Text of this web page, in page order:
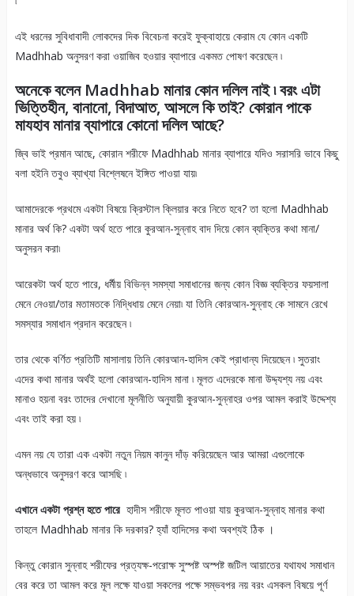
এই ধরনের সুবিধাবাদী লোকদের দিক বিবেচনা করেই ফুক্বাহায়ে কেরাম যে কোন একটি
Madhhab অনুসরণ করা ওয়াজিব হওয়ার ব্যাপারে একমত পোষণ করেছেন ৷
অনেকে বলেন Madhhab মানার কোন দলিল নাই ৷ বরং এটা
ভিত্তিহীন, বানানো, বিদাআত, আসলে কি তাই? কোরান পাকে
মাযহাব মানার ব্যাপারে কোনো দলিল আছে?
জ্বি ভাই প্রমান আছে, কোরান শরীফে Madhhab মানার ব্যাপারে যদিও সরাসরি ভাবে কিছু
বলা হইনি তবুও ব্যাখ্যা বিশ্লেষনে ইঙ্গিত পাওয়া যায়৷
আমাদেরকে প্রথমে একটা বিষয়ে ক্রিস্টাল ক্লিয়ার করে নিতে হবে? তা হলো Madhhab
মানার অর্থ কি? একটা অর্থ হতে পারে কুরআন-সুন্নাহ বাদ দিয়ে কোন ব্যক্তির কথা মানা/
অনুসরন করা৷
আরেকটা অর্থ হতে পারে, ধর্মীয় বিভিন্ন সমস্যা সমাধানের জন্য কোন বিজ্ঞ ব্যক্তির ফয়সালা
মেনে নেওয়া/তার মতামতকে নিদ্ধিধায় মেনে নেয়া৷ যা তিনি কোরআন-সুন্নাহ কে সামনে রেখে
সমস্যার সমাধান প্রদান করেছেন ৷
তার থেকে বর্ণিত প্রতিটি মাসালায় তিনি কোরআন-হাদিস কেই প্রাধান্য দিয়েছেন ৷ সুতরাং
এদের কথা মানার অর্থই হলো কোরআন-হাদিস মানা ৷ মূলত এদেরকে মানা উদ্দ্যশ্য নয় এবং
মানাও হয়না বরং তাদের দেখানো মূলনীতি অনুযায়ী কুরআন-সুন্নাহর ওপর আমল করাই উদ্দেশ্য
এবং তাই করা হয় ৷
এমন নয় যে তারা এক একটা নতুন নিয়ম কানুন দাঁড় করিয়েছেন আর আমরা এগুলোকে
অন্ধভাবে অনুসরণ করে আসছি ৷
এখানে একটা প্রশ্ন হতে পারেহাদীস শরীফে মূলত পাওয়া যায় কুরআন-সুন্নাহ মানার কথা
তাহলে Madhhab মানার কি দরকার? হ্যাঁ হাদিসের কথা অবশ্যই ঠিক ।
কিন্তু কোরান সুন্নাহ শরীফের প্রত্যক্ষ-পরোক্ষ সুস্পষ্ট অস্পষ্ট জটিল আয়াতের যথাযথ সমাধান
বের করে তা আমল করে মূল লক্ষে যাওয়া সকলের পক্ষে সম্ভবপর নয় বরং এসকল বিষয়ে পূর্ণ